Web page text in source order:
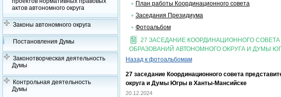
актов автономного округа
Законы автономного округа
Постановления Думы
Законотворческая деятельность
Думы
Контрольная деятельность
Думы
План работы Координационного совета
Заседания Президиума
Фотоальбом
27 ЗАСЕДАНИЕ КООРДИНАЦИОННОГО
ОБРАЗОВАНИЙ АВТОНОМНОГО ОКРУГА И ДУМЫ
Назад к фотоальбомам
27 заседание Координационного совета
округа и Думы Югры в Ханты-Мансийске
20.12.2024